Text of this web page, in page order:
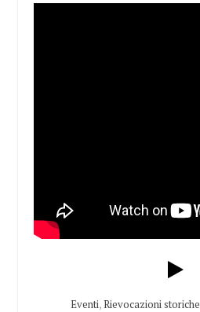
Eventi,Rievocazioni storiche